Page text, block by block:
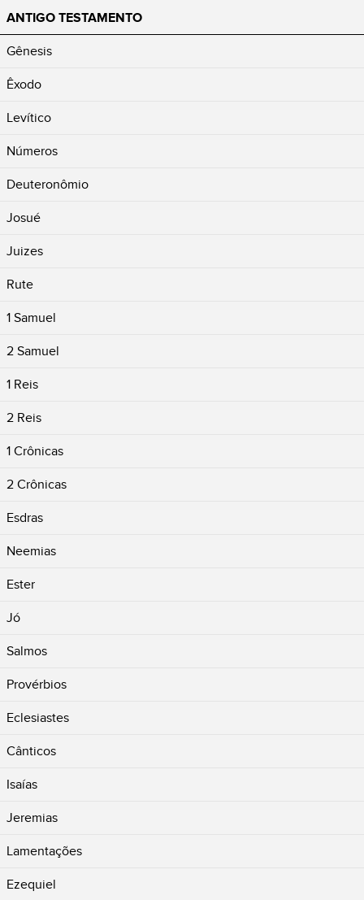
ANTIGO TESTAMENTO
Gênesis
Êxodo
Levítico
Números
Deuteronômio
Josué
Juizes
Rute
1 Samuel
2 Samuel
1 Reis
2 Reis
1 Crônicas
2 Crônicas
Esdras
Neemias
Ester
Jó
Salmos
Provérbios
Eclesiastes
Cânticos
Isaías
Jeremias
Lamentações
Ezequiel